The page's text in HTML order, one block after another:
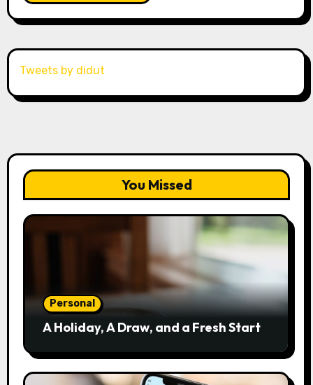
Tweets by didut
You Missed
Personal
A Holiday, A Draw, and a Fresh Start